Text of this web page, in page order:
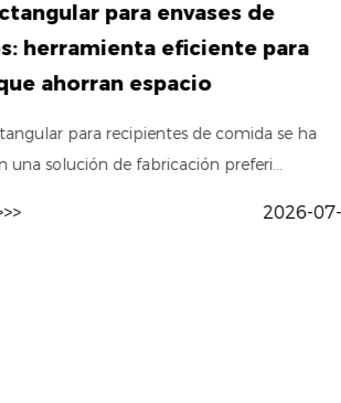
para envases de
eficiente para
ahorran espacio
solución de fabricación preferi...
2026-07-31